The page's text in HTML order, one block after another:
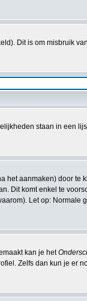
Dit is om misbruik
staan in een
het aanmaken) door te
Dit komt enkel te
Let op:
kan je het
Zelfs dan kun je er